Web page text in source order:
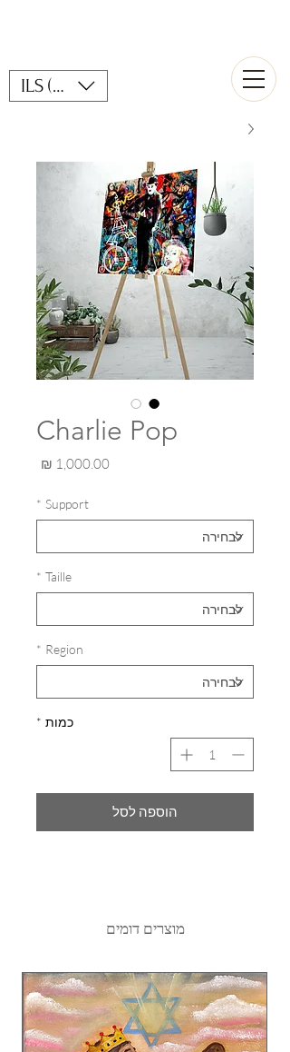
ILS (₪)
Charlie Pop
Support
*
Taille
*
Region
*
כמות *
הוספה לסל
מוצרים דומים